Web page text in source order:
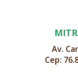
Av.
Cep: